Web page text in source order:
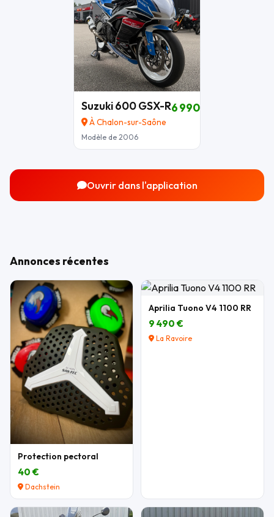
Suzuki 600 GSX-R
À Chalon-sur-Saône
Modèle de 2006
6 990 €
Ouvrir dans l'application
Annonces récentes
Protection pectoral
40 €
Dachstein
Aprilia Tuono V4 1100 RR
9 490 €
La Ravoire